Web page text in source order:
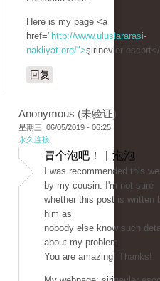
Here is my page <a
href=" http://www.uluslararasi-
nakliyat.org/">şirinevler
回复
Anonymous (未验证)
星期三, 06/05/2019 - 06:25
永久连接
冒个泡吧！ | 泡泡
I was recommended this
by my cousin. I'm not sure
whether this post is written
him as
nobody else know such
about my problem.
You are amazing! Thanks!